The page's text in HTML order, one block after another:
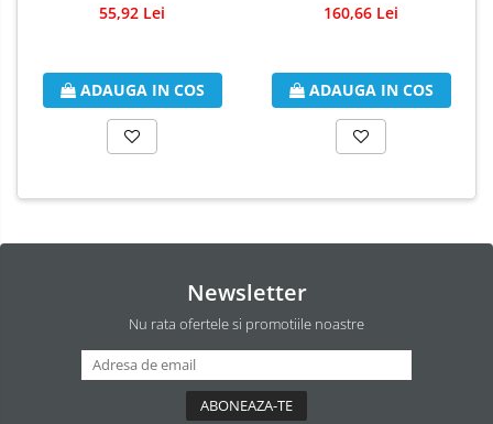
55,92 Lei
ADAUGA IN COS
160,66 Lei
ADAUGA IN COS
Newsletter
Nu rata ofertele si promotiile noastre